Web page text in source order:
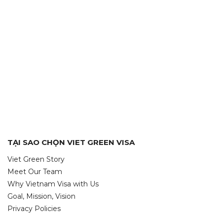
TẠI SAO CHỌN VIET GREEN VISA
Viet Green Story
Meet Our Team
Why Vietnam Visa with Us
Goal, Mission, Vision
Privacy Policies